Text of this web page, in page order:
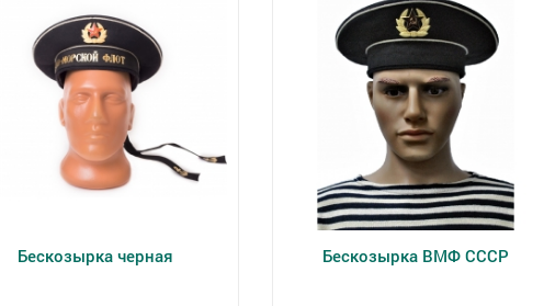
Бескозырка черная Бескозырка ВМФ СССР